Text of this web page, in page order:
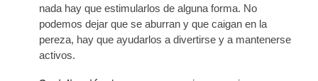
nada hay que estimularlos de alguna forma. No
podemos dejar que se aburran y que caigan en la
pereza, hay que ayudarlos a divertirse y a mantenerse
activos.